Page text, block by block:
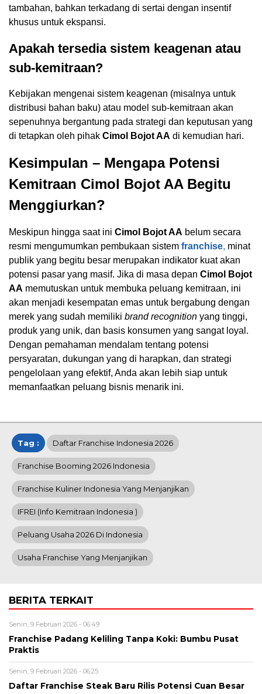
tambahan, bahkan terkadang di sertai dengan insentif
khusus untuk ekspansi.
Apakah tersedia sistem keagenan atau
sub-kemitraan?
Kebijakan mengenai sistem keagenan (misalnya untuk
distribusi bahan baku) atau model sub-kemitraan akan
sepenuhnya bergantung pada strategi dan keputusan yang
di tetapkan oleh pihak Cimol Bojot AA di kemudian hari.
Kesimpulan – Mengapa Potensi
Kemitraan Cimol Bojot AA Begitu
Menggiurkan?
Meskipun hingga saat ini Cimol Bojot AA belum secara
resmi mengumumkan pembukaan sistem franchise, minat
publik yang begitu besar merupakan indikator kuat akan
potensi pasar yang masif. Jika di masa depan Cimol Bojot
AA memutuskan untuk membuka peluang kemitraan, ini
akan menjadi kesempatan emas untuk bergabung dengan
merek yang sudah memiliki brand recognition yang tinggi,
produk yang unik, dan basis konsumen yang sangat loyal.
Dengan pemahaman mendalam tentang potensi
persyaratan, dukungan yang di harapkan, dan strategi
pengelolaan yang efektif, Anda akan lebih siap untuk
memanfaatkan peluang bisnis menarik ini.
Tag : Daftar Franchise Indonesia 2026
Franchise Booming 2026 Indonesia
Franchise Kuliner Indonesia Yang Menjanjikan
IFREI (info Kemitraan Indonesia )
Peluang Usaha 2026 Di Indonesia
Usaha Franchise Yang Menjanjikan
BERITA TERKAIT
Senin, 9 Februari 2026 - 06:49
Franchise Padang Keliling Tanpa Koki: Bumbu Pusat
Praktis
Senin, 9 Februari 2026 - 06:25
Daftar Franchise Steak Baru Rilis Potensi Cuan Besar